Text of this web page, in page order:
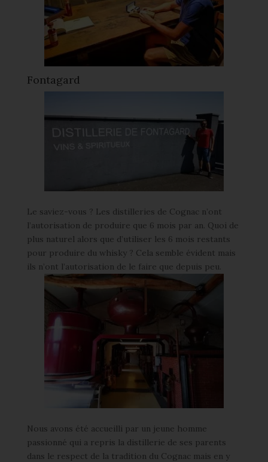
Fontagard
Le saviez-vous ? Les distilleries de Cognac n’ont
l’autorisation de produire que 6 mois par an. Quoi de
plus naturel alors que d’utiliser les 6 mois restants
pour produire du whisky ? Cela semble évident mais
ils n’ont l’autorisation de le faire que depuis peu.
Nous avons été accueilli par un jeune homme
passionné qui a repris la distillerie de ses parents
dans le respect de la tradition du Cognac mais en y